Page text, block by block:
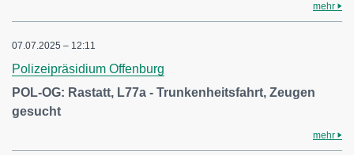
mehr
07.07.2025 – 12:11
Polizeipräsidium Offenburg
POL-OG: Rastatt, L77a - Trunkenheitsfahrt, Zeugen
gesucht
mehr